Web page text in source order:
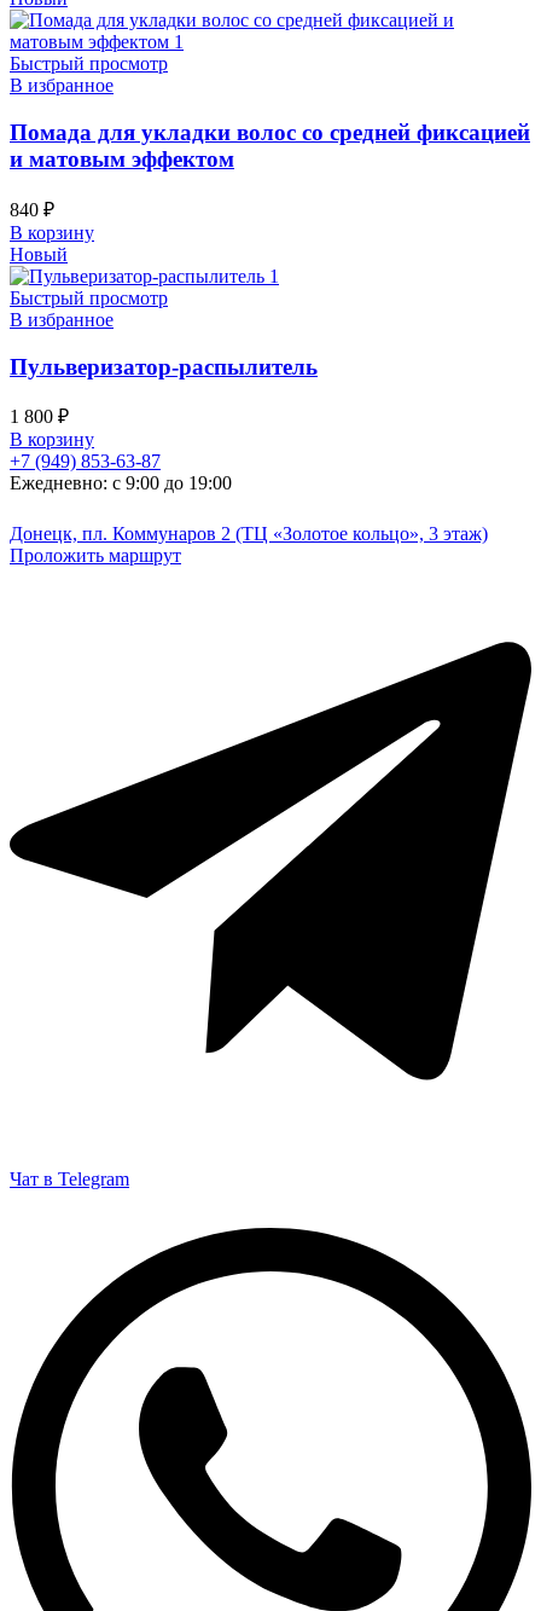
Быстрый просмотр
В избранное
Помада для укладки волос со средней фиксацией
и матовым эффектом
840 ₽
В корзину
Новый
Быстрый просмотр
В избранное
Пульверизатор-распылитель
1 800 ₽
В корзину
+7 (949) 853-63-87
Ежедневно: с 9:00 до 19:00
Донецк, пл. Коммунаров 2 (ТЦ «Золотое кольцо», 3 этаж)
Проложить маршрут
Чат в Telegram